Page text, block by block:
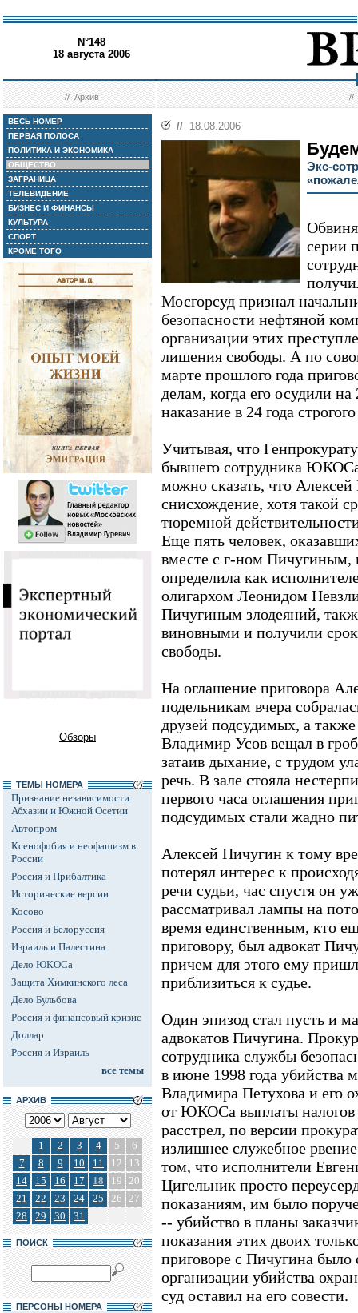
N°148
18 августа 2006
//Архив //
ВЕСЬ НОМЕР
ПЕРВАЯ ПОЛОСА
ПОЛИТИКА И ЭКОНОМИКА
ОБЩЕСТВО
ЗАГРАНИЦА
ТЕЛЕВИДЕНИЕ
БИЗНЕС И ФИНАНСЫ
КУЛЬТУРА
СПОРТ
КРОМЕ ТОГО
Обзоры
ТЕМЫ НОМЕРА
Признание независимости
Абхазии и Южной Осетии
Автопром
Ксенофобия и неофашизм в
России
Россия и Прибалтика
Исторические версии
Косово
Россия и Белоруссия
Израиль и Палестина
Дело ЮКОСа
Защита Химкинского леса
Дело Бульбова
Россия и финансовый кризис
Доллар
Россия и Израиль
все темы
АРХИВ
1 2 3 4 5
6
7
8 9 10 11 12
13
14
15 16 17 18 19 20
21
22 23 24 25 26 27
28
29 30 31
ПОИСК
ПЕРСОНЫ НОМЕРА
// 18.08.2006
Экс-
серии
Мосгорсуд признал
безопасности нефтяной
организации этих
лишения свободы. А по
марте прошлого года
делам, когда его осудили
наказание в 24 года
Учитывая, что
бывшего сотрудника
можно сказать, что
снисхождение, хотя такой
тюремной
Еще пять человек,
вместе с г-ном Пичугиным,
определила как
олигархом Леонидом
Пичугиным злодеяний,
виновными и получили
свободы.
На оглашение приговора
подельникам вчера
друзей подсудимых, а
Владимир Усов вещал в
затаив дыхание, с трудом
речь. В зале стояла
первого часа оглашения
подсудимых стали жадно
Алексей Пичугин к тому
потерял интерес к
речи судьи, час спустя он
рассматривал лампы на
время единственным, кто
приговору, был адвокат
причем для этого ему
приблизиться к судье.
Один эпизод стал пусть и
адвокатов Пичугина.
сотрудника службы
в июне 1998 года убийства
Владимира Петухова и его
от ЮКОСа выплаты налогов
расстрел, по версии
излишнее служебное
том, что исполнители
Цигельник просто
показаниям, им было
-- убийство в планы
показания этих двоих
приговоре с Пичугина было
организации убийства
суд оставил на его совести.